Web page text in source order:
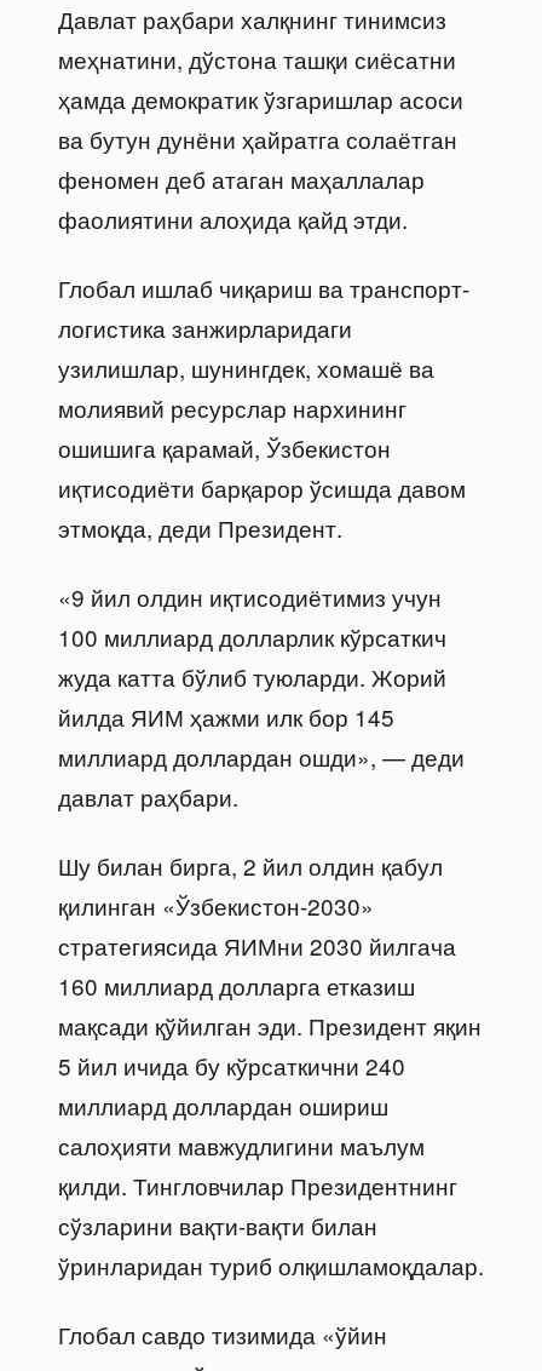
Давлат раҳбари халқнинг тинимсиз
меҳнатини, дўстона ташқи сиёсатни
ҳамда демократик ўзгаришлар асоси
ва бутун дунёни ҳайратга солаётган
феномен деб атаган маҳаллалар
фаолиятини алоҳида қайд этди.
Глобал ишлаб чиқариш ва транспорт-
логистика занжирларидаги
узилишлар, шунингдек, хомашё ва
молиявий ресурслар нархининг
ошишига қарамай, Ўзбекистон
иқтисодиёти барқарор ўсишда давом
этмоқда, деди Президент.
«9 йил олдин иқтисодиётимиз учун
100 миллиард долларлик кўрсаткич
жуда катта бўлиб туюларди. Жорий
йилда ЯИМ ҳажми илк бор 145
миллиард доллардан ошди», — деди
давлат раҳбари.
Шу билан бирга, 2 йил олдин қабул
қилинган «Ўзбекистон-2030»
стратегиясида ЯИМни 2030 йилгача
160 миллиард долларга етказиш
мақсади қўйилган эди. Президент яқин
5 йил ичида бу кўрсаткични 240
миллиард доллардан ошириш
салоҳияти мавжудлигини маълум
қилди. Тингловчилар Президентнинг
сўзларини вақти-вақти билан
ўринларидан туриб олқишламоқдалар.
Глобал савдо тизимида «ўйин